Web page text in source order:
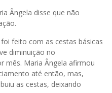
Ângela disse que não
feito com as cestas básicas
diminuição no
mês. Maria Ângela afirmou
até então, mas,
as cestas, deixando